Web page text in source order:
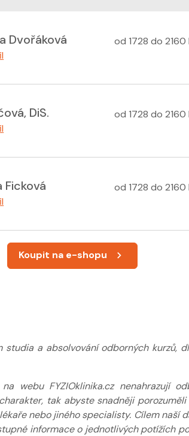
Dvořáková od 1728 do 2160
DiS. od 1728 do 2160
Ficková od 1728 do 2160
Cert. MDT od 1872 do 2340
Koupit na e-shopu
studia a absolvování odborných kurzů,
webu FYZIOklinika.cz nenahrazují
tak abyste snadněji
nebo jiného specialisty. Cílem naší
informace o jednotlivých potížích